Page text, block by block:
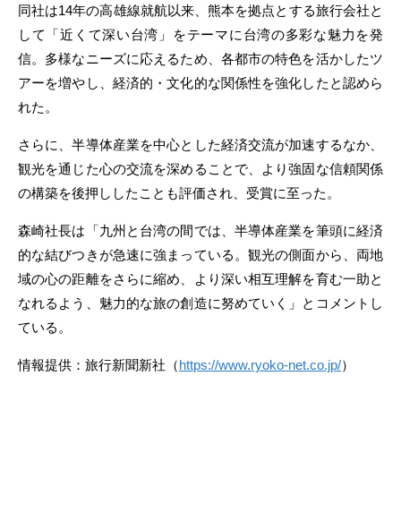
同社は14年の高雄線就航以来、熊本を拠点とする旅行会社と
して「近くて深い台湾」をテーマに台湾の多彩な魅力を発
信。多様なニーズに応えるため、各都市の特色を活かしたツ
アーを増やし、経済的・文化的な関係性を強化したと認めら
れた。
さらに、半導体産業を中心とした経済交流が加速するなか、
観光を通じた心の交流を深めることで、より強固な信頼関係
の構築を後押ししたことも評価され、受賞に至った。
森崎社長は「九州と台湾の間では、半導体産業を筆頭に経済
的な結びつきが急速に強まっている。観光の側面から、両地
域の心の距離をさらに縮め、より深い相互理解を育む一助と
なれるよう、魅力的な旅の創造に努めていく」とコメントし
ている。
情報提供：旅行新聞新社（https://www.ryoko-net.co.jp/）